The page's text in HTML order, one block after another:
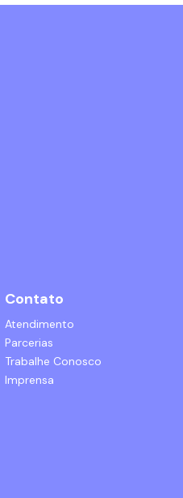
Contato
Atendimento
Parcerias
Trabalhe Conosco
Imprensa